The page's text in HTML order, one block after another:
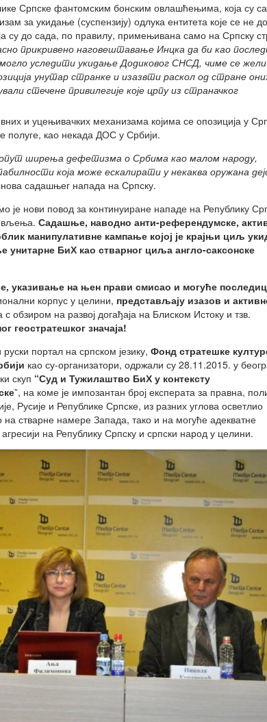
Српске фантомским бонским овлашћењима, која су
за укидање (суспензију) одлука ентитета које се не
су до сада, по правилу, примењивана само на Српску
прикривено наговештавање Инцка да би као
уследити укидање Додиковог СНСД, чиме се жели
унутар странке и изазвти раскол од стране
стечене привилегије које црпу из страначког
и уцењивачких механизама којима се опозиција у
полуге, као некада ДОС у Србији.
ширења дефетизма о Србима као малом народу,
која може ескалирати у некаква оружана
садашњег напада на Српску.
нови повод за континуиране нападе на Републику
Садашње, наводно анти-референдумске,
манипулативне кампање којој је крајњи циљ
унитарне БиХ као стварног циља англо-саксонске
указивање на њен прави смисао и могуће
корпус у целини, представљају изазов и
с обзиром на развој догађаја на Блиском Истоку и тзв.
геостратешког значаја!
портал на српском језику, Фонд стратешке
као су-организатори, одржали су 28.11.2015. у
скуп “Суд и Тужилаштво БиХ у контексту
”, на коме је импозантан број експерата за правна,
Русије и Републике Српске, из разних углова осветлио
на стварне намере Запада, тако и на могуће адекватне
агресији на Републику Српску и српски народ у целини.